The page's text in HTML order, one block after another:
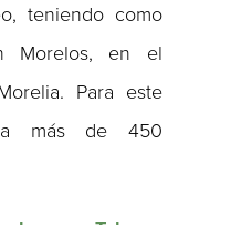
teniendo como
Morelos, en el
Para este
a más de 450